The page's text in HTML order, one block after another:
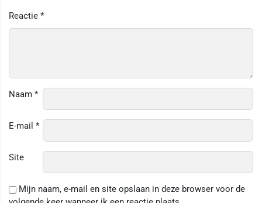
Reactie *
Naam *
E-mail *
Site
Mijn naam, e-mail en site opslaan in deze browser voor de